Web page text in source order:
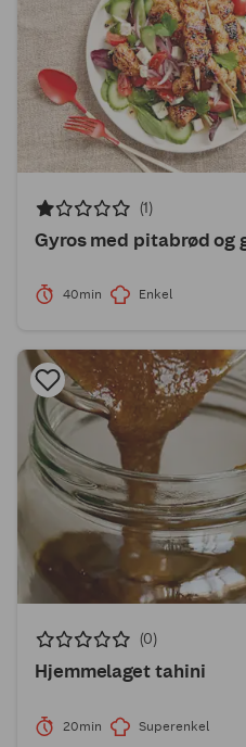
(1)
Gyros med pitabrød og
40min Enkel
(0)
Hjemmelaget tahini
20min Superenkel